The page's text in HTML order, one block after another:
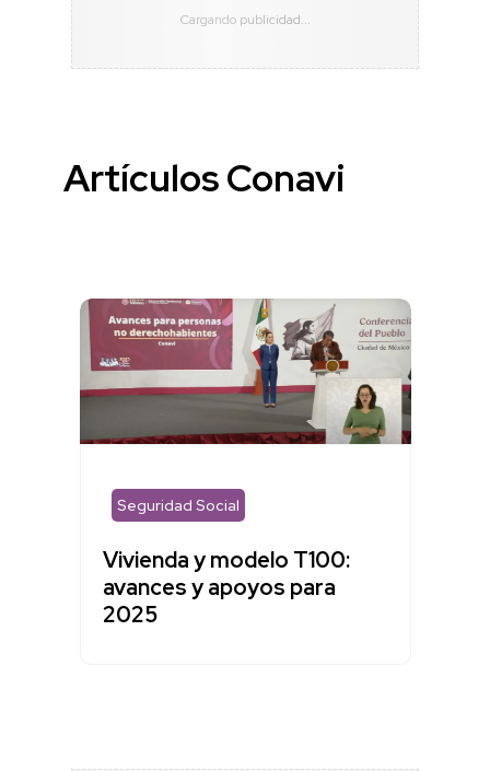
Artículos Conavi
Seguridad Social
Vivienda y modelo T100:
avances y apoyos para
2025